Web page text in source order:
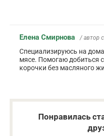
Елена Смирнова / автор
Специализируюсь на
мясе. Помогаю добиться
корочки без масляного
Понравилась